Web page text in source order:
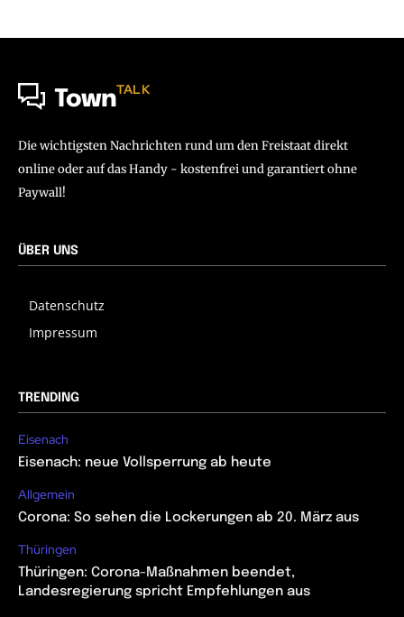
TownTALK
Die wichtigsten Nachrichten rund um den Freistaat direkt
online oder auf das Handy - kostenfrei und garantiert ohne
Paywall!
ÜBER UNS
Datenschutz
Impressum
TRENDING
Eisenach
Eisenach: neue Vollsperrung ab heute
Allgemein
Corona: So sehen die Lockerungen ab 20. März aus
Thüringen
Thüringen: Corona-Maßnahmen beendet,
Landesregierung spricht Empfehlungen aus